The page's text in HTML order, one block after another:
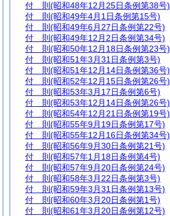
付 則 (昭和48年12月25日条例第38号)
付 則 (昭和49年4月1日条例第15号)
付 則 (昭和49年6月27日条例第22号)
付 則 (昭和49年12月2日条例第34号)
付 則 (昭和50年12月18日条例第23号)
付 則 (昭和51年3月31日条例第3号)
付 則 (昭和51年12月14日条例第36号)
付 則 (昭和52年12月15日条例第26号)
付 則 (昭和53年3月17日条例第6号)
付 則 (昭和53年12月14日条例第26号)
付 則 (昭和54年12月21日条例第19号)
付 則 (昭和55年9月19日条例第17号)
付 則 (昭和55年12月16日条例第34号)
付 則 (昭和56年9月30日条例第21号)
付 則 (昭和57年1月18日条例第4号)
付 則 (昭和57年9月20日条例第24号)
付 則 (昭和58年3月22日条例第3号)
付 則 (昭和59年3月31日条例第13号)
付 則 (昭和60年3月20日条例第1号)
付 則 (昭和61年3月20日条例第12号)